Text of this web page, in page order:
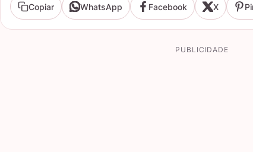
Copiar WhatsApp Facebook X
PUBLICIDADE